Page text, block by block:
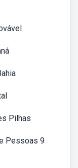
Pilhas
Pessoas 9